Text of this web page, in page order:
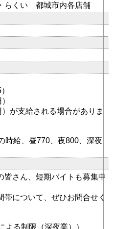
らくい 都城市内各店舗
が支給される場合がありま
時給、昼770、夜800、深夜
皆さん、短期バイトも募集中
帯について、ぜひお問合せく
よる制限（深夜業））